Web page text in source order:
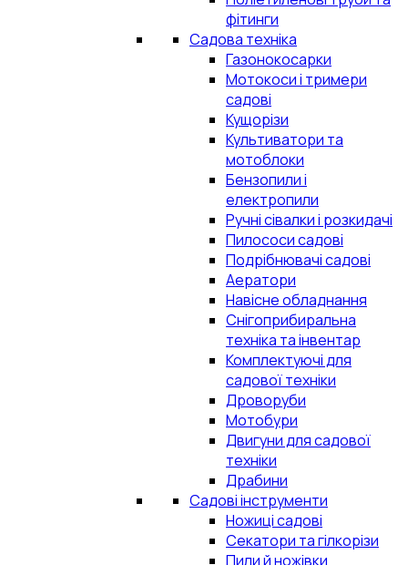
фітинги
Садова техніка
Газонокосарки
Мотокоси і тримери
садові
Кущорізи
Культиватори та
мотоблоки
Бензопили і
електропили
Ручні сівалки і розкидачі
Пилососи садові
Подрібнювачі садові
Аератори
Навісне обладнання
Снігоприбиральна
техніка та інвентар
Комплектуючі для
садової техніки
Дроворуби
Мотобури
Двигуни для садової
техніки
Драбини
Садові інструменти
Ножиці садові
Секатори та гілкорізи
Пили й ножівки